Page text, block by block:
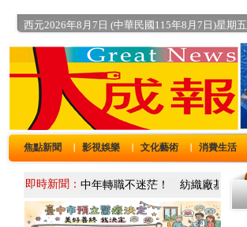
西元2026年8月7日 (中華民國115年8月7日)星期五
焦點新聞 影視娛樂 文化藝術 消費生活
即時新聞：